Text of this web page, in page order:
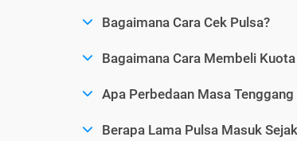
Bagaimana Cara Cek Pulsa?
Bagaimana Cara Membeli
Apa Perbedaan Masa
Berapa Lama Pulsa Masuk